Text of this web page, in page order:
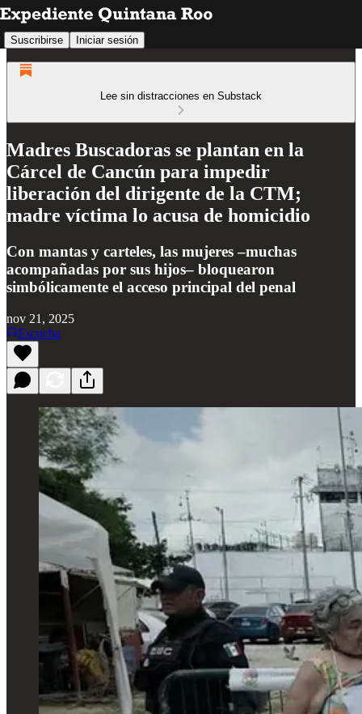
Suscribirse Iniciar sesión
Lee sin distracciones en Substack
Madres Buscadoras se plantan en la
Cárcel de Cancún para impedir
liberación del dirigente de la CTM;
madre víctima lo acusa de homicidio
Con mantas y carteles, las mujeres –muchas
acompañadas por sus hijos– bloquearon
simbólicamente el acceso principal del penal
nov 21, 2025
Escucha